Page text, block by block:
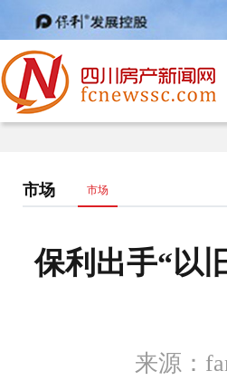
市场 市场
保利出手“以
来源：